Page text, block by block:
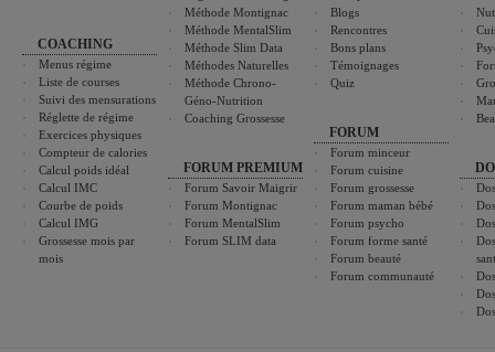
COACHING
Menus régime
Liste de courses
Suivi des mensurations
Réglette de régime
Exercices physiques
Compteur de calories
Calcul poids idéal
Calcul IMC
Courbe de poids
Calcul IMG
Grossesse mois par
mois
Méthode Montignac
Méthode MentalSlim
Méthode Slim Data
Méthodes Naturelles
Méthode Chrono-
Géno-Nutrition
Coaching Grossesse
FORUM PREMIUM
Forum Savoir Maigrir
Forum Montignac
Forum MentalSlim
Forum SLIM data
Blogs
Rencontres
Bons plans
Témoignages
Quiz
FORUM
Forum minceur
Forum cuisine
Forum grossesse
Forum maman bébé
Forum psycho
Forum forme santé
Forum beauté
Forum communauté